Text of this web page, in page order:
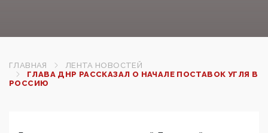
ГЛАВНАЯ
ЛЕНТА НОВОСТЕЙ
ГЛАВА ДНР РАССКАЗАЛ О НАЧАЛЕ ПОСТАВОК УГЛЯ В
РОССИЮ‍